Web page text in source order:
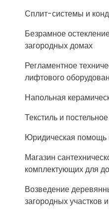
Сплит-системы и
Безрамное
загородных домах
Регламентное
лифтового
Напольная
Текстиль и
Юридическая помощь
Магазин
комплектующих для
Возведение
загородных участков